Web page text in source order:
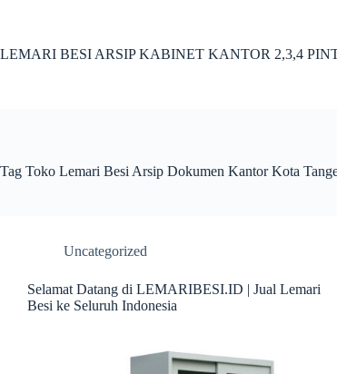
LEMARI BESI ARSIP KABINET KANTOR 2,3,4
Tag Toko Lemari Besi Arsip Dokumen Kantor Kota
Uncategorized
Selamat Datang di LEMARIBESI.ID | Jual Lemari
Besi ke Seluruh Indonesia